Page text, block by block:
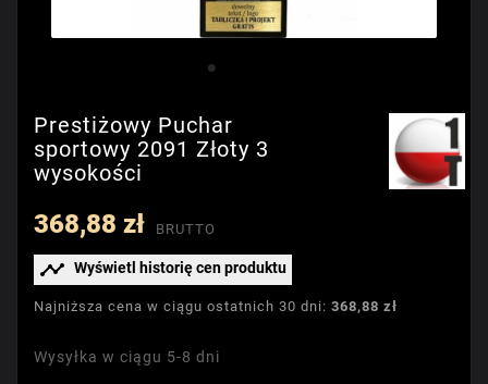
Prestiżowy Puchar
sportowy 2091 Złoty 3
wysokości
368,88 zł BRUTTO
 Wyświetl historię cen produktu
Najniższa cena w ciągu ostatnich 30 dni: 368,88 zł
Wysyłka w ciągu 5-8 dni